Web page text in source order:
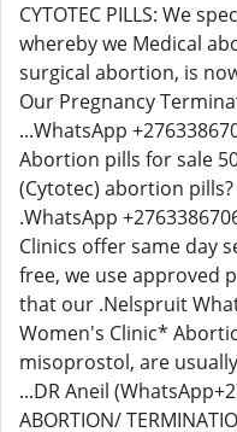
CYTOTEC PILLS: We
whereby we Medical
surgical abortion, is
Our Pregnancy
...WhatsApp
Abortion pills for sale
(Cytotec) abortion
.WhatsApp
Clinics offer same day
free, we use approved
that our .Nelspruit
Women's Clinic*
misoprostol, are
...DR Aneil
ABORTION/